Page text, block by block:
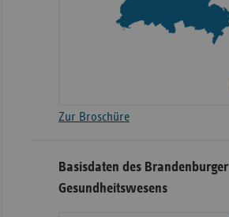
Zur Broschüre
Basisdaten des Brandenburger
Gesundheitswesens